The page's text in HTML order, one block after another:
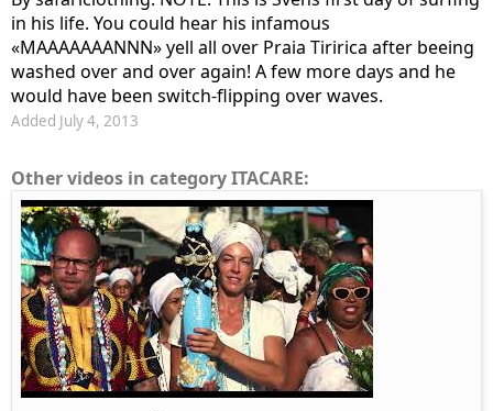
in his life. You could hear his infamous
«MAAAAAAANNN» yell all over Praia Tiririca after beeing
washed over and over again! A few more days and he
would have been switch-flipping over waves.
Added July 4, 2013
Other videos in category ITACARE: